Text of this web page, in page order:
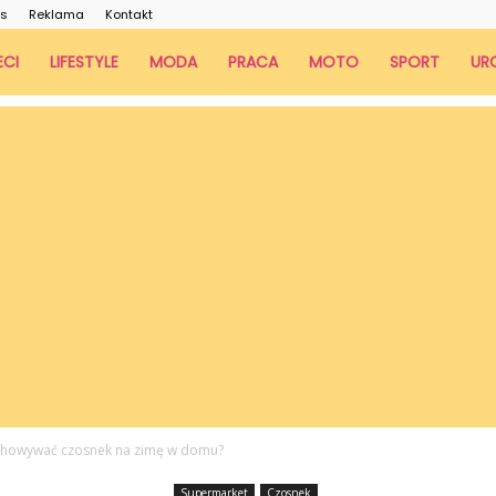
Reklama Kontakt
LIFESTYLE MODA PRACA MOTO SPORT
czosnek na zimę w domu?
Supermarket Czosnek